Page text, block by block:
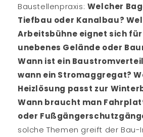
Baustellenpraxis: Welcher
Tiefbau oder Kanalbau?
Arbeitsbühne eignet sich
unebenes Gelände oder
Wann ist ein
wann ein Stromaggregat?
Heizlösung passt zur
Wann braucht man
oder
solche Themen greift der Bau-